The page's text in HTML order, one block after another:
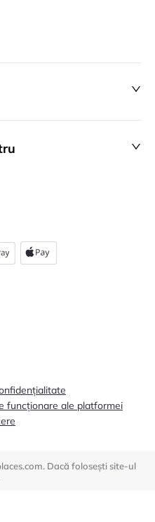
funcționare ale platformei
Dacă folosești site-ul